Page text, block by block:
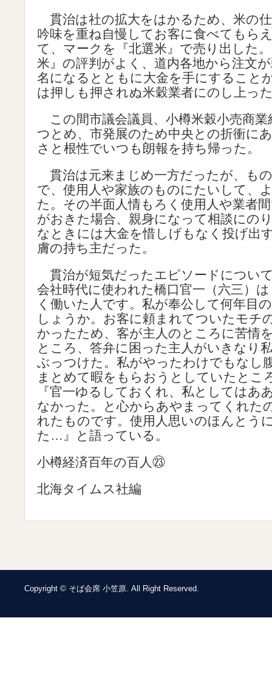
貫治は社の拡大をはかるため、米の
吟味を重ね自慢してお客に食べてもら
て、マークを『北選米』で売り出した
米』の評判がよく、道内各地から注文
名になるとともに大金を手にすること
は押しも押されぬ米穀業者にのし上っ
この間市議会議員、小樽米穀小売商業
つとめ、市発展のため中央との折衝に
さと根性でいつも朗報を持ち帰った。
貫治は元来まじめ一方だったが、も
で、使用人や家族のものにたいして、
た。その半面人情もろく使用人や業者
がおきた場合、親身になって相談にの
なときには大金を惜しげもなく投げ出
膚の持ち主だった。
貫治が短気だったエピソードについ
会社時代に使われた橋口官一（六三）
く働いた人です。私が奉公して何年目
しょうか。お客に頼まれてついたモチ
かったため、客が主人のところに苦情
ところ、答弁に困った主人がいきなり
ぶっつけた。私がやったわけでもなし
まとめて暇をもらおうとしていたとこ
『官一ゆるしておくれ、私としてはあ
なかった。と心からあやまってくれた
れたものです。使用人思いのほんとう
た…』と語っている。
小樽経済百年の百人㉓
北海タイムス社編
Copyright © そば会席 小笠原. All Right Reserved.